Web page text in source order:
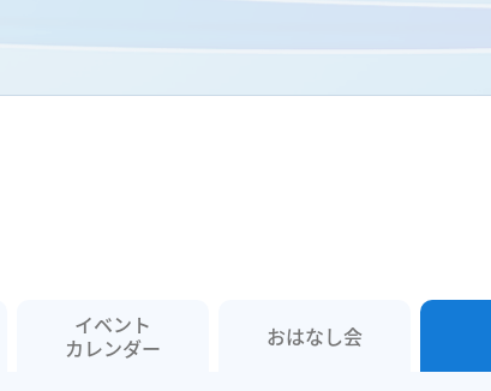
イベント
カレンダー
おはなし会